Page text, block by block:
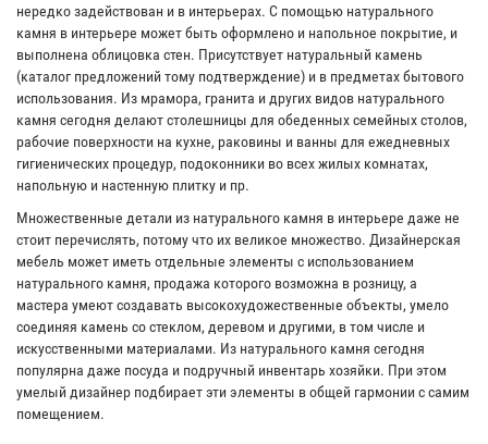
нередко задействован и в интерьерах. С помощью натурального
камня в интерьере может быть оформлено и напольное покрытие, и
выполнена облицовка стен. Присутствует натуральный камень
(каталог предложений тому подтверждение) и в предметах бытового
использования. Из мрамора, гранита и других видов натурального
камня сегодня делают столешницы для обеденных семейных столов,
рабочие поверхности на кухне, раковины и ванны для ежедневных
гигиенических процедур, подоконники во всех жилых комнатах,
напольную и настенную плитку и пр.
Множественные детали из натурального камня в интерьере даже не
стоит перечислять, потому что их великое множество. Дизайнерская
мебель может иметь отдельные элементы с использованием
натурального камня, продажа которого возможна в розницу, а
мастера умеют создавать высокохудожественные объекты, умело
соединяя камень со стеклом, деревом и другими, в том числе и
искусственными материалами. Из натурального камня сегодня
популярна даже посуда и подручный инвентарь хозяйки. При этом
умелый дизайнер подбирает эти элементы в общей гармонии с самим
помещением.